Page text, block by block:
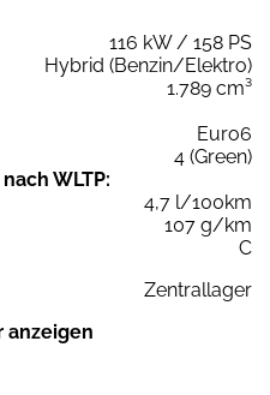
116 kW / 158 PS
Hybrid (Benzin/Elektro)
1.789 cm³
Euro6
4 (Green)
WLTP:
4,7 l/100km
107 g/km
C
Zentrallager
anzeigen